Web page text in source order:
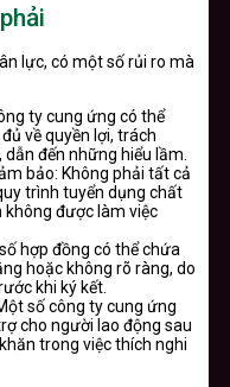
lực, có một số rủi ro mà
ty cung ứng có thể
về quyền lợi, trách
đến những hiểu lầm.
bảo: Không phải tất cả
trình tuyển dụng chất
không được làm việc
hợp đồng có thể chứa
hoặc không rõ ràng, do
khi ký kết.
số công ty cung ứng
cho người lao động sau
trong việc thích nghi